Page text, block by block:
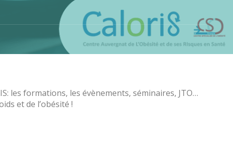
les formations, les évènements, séminaires, JTO…
et de l’obésité !